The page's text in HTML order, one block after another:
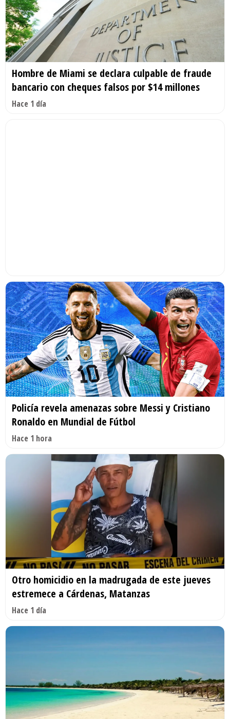
Hombre de Miami se declara culpable de fraude
bancario con cheques falsos por $14 millones
Hace 1 día
Policía revela amenazas sobre Messi y Cristiano
Ronaldo en Mundial de Fútbol
Hace 1 hora
Otro homicidio en la madrugada de este jueves
estremece a Cárdenas, Matanzas
Hace 1 día